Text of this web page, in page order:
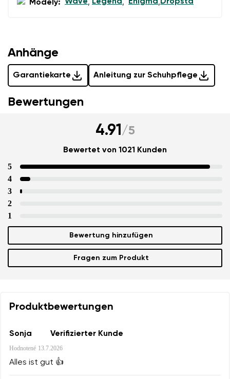
Modely: Wave, Legend, Enigma,Dropsta
Anhänge
Garantiekarte Anleitung zur Schuhpflege
Bewertungen
4.91/5
Bewertet von 1021 Kunden
5
4
3
2
1
Bewertung hinzufügen
Fragen zum Produkt
Produktbewertungen
Sonja Verifizierter Kunde
Hodnotené 13.7.2026
Alles ist gut 👍